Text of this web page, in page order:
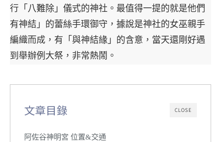
行「八難除」儀式的神社。最值得一提的就是他們
有神結」的蕾絲手環御守，據說是神社的女巫親手
編織而成，有「與神結緣」的含意，當天還剛好遇
到舉辦例大祭，非常熱鬧。
CLOSE
文章目錄
阿佐谷神明宮 位置&交通